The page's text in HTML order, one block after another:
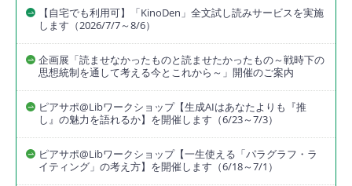
【自宅でも利用可】「KinoDen」全文試し読みサービスを実施
します（2026/7/7～8/6）
企画展「読ませなかったものと読ませたかったもの～戦時下の
思想統制を通して考える今とこれから～」開催のご案内
ピアサポ@Libワークショップ【生成AIはあなたよりも『推
し』の魅力を語れるか】を開催します（6/23～7/3）
ピアサポ@Libワークショップ【一生使える「パラグラフ・ラ
イティング」の考え方】を開催します（6/18～7/1）